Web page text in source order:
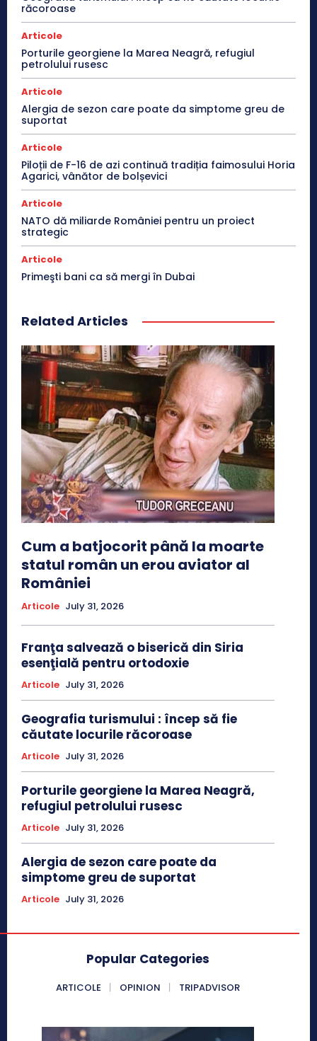
răcoroase
Articole
Porturile georgiene la Marea Neagră, refugiul
petrolului rusesc
Articole
Alergia de sezon care poate da simptome greu de
suportat
Articole
Piloții de F-16 de azi continuă tradiția faimosului Horia
Agarici, vânător de bolșevici
Articole
NATO dă miliarde României pentru un proiect
strategic
Articole
Primeşti bani ca să mergi în Dubai
Related Articles
Cum a batjocorit până la moarte
statul român un erou aviator al
României
Articole July 31, 2026
Franţa salvează o biserică din Siria
esenţială pentru ortodoxie
Articole July 31, 2026
Geografia turismului : încep să fie
căutate locurile răcoroase
Articole July 31, 2026
Porturile georgiene la Marea Neagră,
refugiul petrolului rusesc
Articole July 31, 2026
Alergia de sezon care poate da
simptome greu de suportat
Articole July 31, 2026
Popular Categories
ARTICOLE OPINION TRIPADVISOR